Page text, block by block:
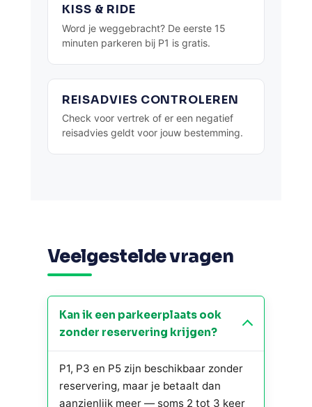
KISS & RIDE
Word je weggebracht? De eerste 15
minuten parkeren bij P1 is gratis.
REISADVIES CONTROLEREN
Check voor vertrek of er een negatief
reisadvies geldt voor jouw bestemming.
Veelgestelde vragen
Kan ik een parkeerplaats ook
zonder reservering krijgen?
P1, P3 en P5 zijn beschikbaar zonder
reservering, maar je betaalt dan
aanzienlijk meer — soms 2 tot 3 keer